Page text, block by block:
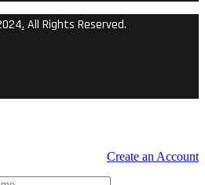
.All Rights Reserved.
Create an Account